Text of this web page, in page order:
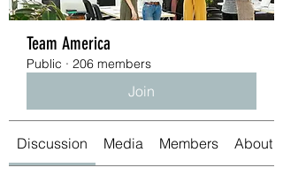
Team America
Public · 206 members
Join
Discussion Media Members About